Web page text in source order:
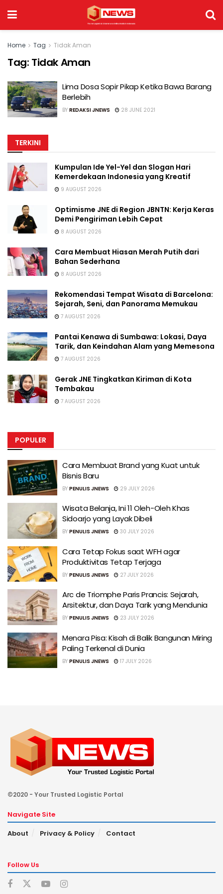
Home Tag Tidak Aman
Tag: Tidak Aman
Lima Dosa Sopir Pikap Ketika Bawa Barang
Berlebih
BY REDAKSI JNEWS 28 JUNE 2021
TERKINI
Kumpulan Ide Yel-Yel dan Slogan Hari
Kemerdekaan Indonesia yang Kreatif
9 AUGUST 2026
Optimisme JNE di Region JBNTN: Kerja Keras
Demi Pengiriman Lebih Cepat
8 AUGUST 2026
Cara Membuat Hiasan Merah Putih dari
Bahan Sederhana
8 AUGUST 2026
Rekomendasi Tempat Wisata di Barcelona:
Sejarah, Seni, dan Panorama Memukau
7 AUGUST 2026
Pantai Kenawa di Sumbawa: Lokasi, Daya
Tarik, dan Keindahan Alam yang Memesona
7 AUGUST 2026
Gerak JNE Tingkatkan Kiriman di Kota
Tembakau
7 AUGUST 2026
POPULER
Cara Membuat Brand yang Kuat untuk
Bisnis Baru
BY PENULIS JNEWS 29 JULY 2026
Wisata Belanja, Ini 11 Oleh-Oleh Khas
Sidoarjo yang Layak Dibeli
BY PENULIS JNEWS 30 JULY 2026
Cara Tetap Fokus saat WFH agar
Produktivitas Tetap Terjaga
BY PENULIS JNEWS 27 JULY 2026
Arc de Triomphe Paris Prancis: Sejarah,
Arsitektur, dan Daya Tarik yang Mendunia
BY PENULIS JNEWS 23 JULY 2026
Menara Pisa: Kisah di Balik Bangunan Miring
Paling Terkenal di Dunia
BY PENULIS JNEWS 17 JULY 2026
©2020 - Your Trusted Logistic Portal
Navigate Site
About
Privacy & Policy Contact
Follow Us